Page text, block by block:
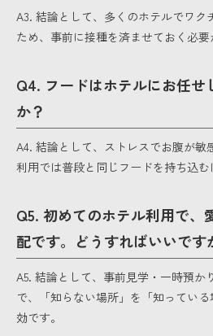
A3. 結論として、多くのホテルでワク
ため、事前に接種を済ませておく必要
Q4. フードはホテルにお任せ
か？
A4. 結論として、ストレスでお腹が敏
利用では普段と同じフードを持ち込む
Q5. 初めてのホテル利用で、
配です。どうすればいいです
A5. 結論として、事前見学・一時預か
で、「知らない場所」を「知ってい
効です。